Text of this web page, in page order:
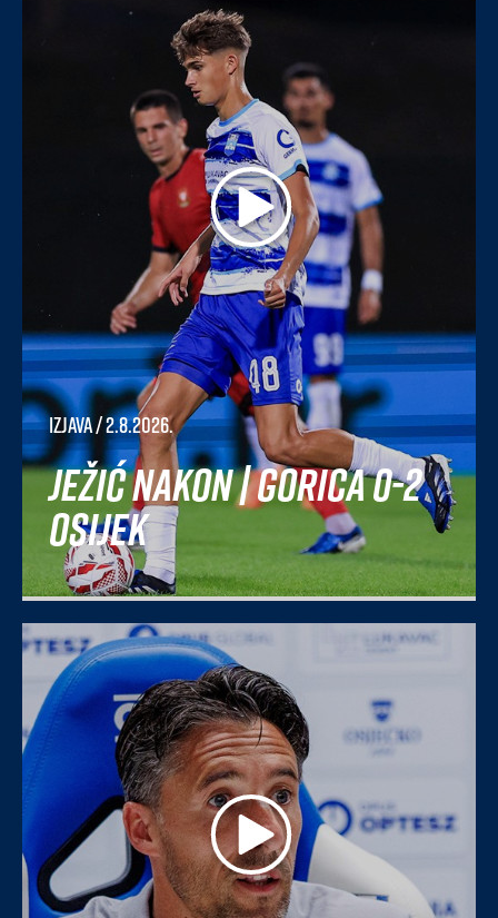
Izjava/ 2.8.2026.
Ježić nakon | Gorica 0-2
Osijek